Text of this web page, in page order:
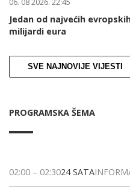
06. 08 2026. 22:45
Jedan od najvećih
milijardi eura
SVE NAJNOVIJE VIJESTI
PROGRAMSKA ŠEMA
02:00 – 02:3024 SATA